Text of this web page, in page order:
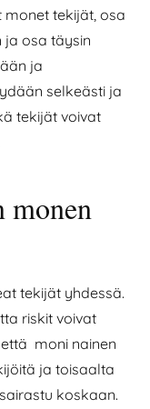
monet tekijät, osa
ja osa täysin
ja
selkeästi ja
tekijät voivat
monen
tekijät yhdessä.
riskit voivat
moni nainen
ja toisaalta
koskaan.